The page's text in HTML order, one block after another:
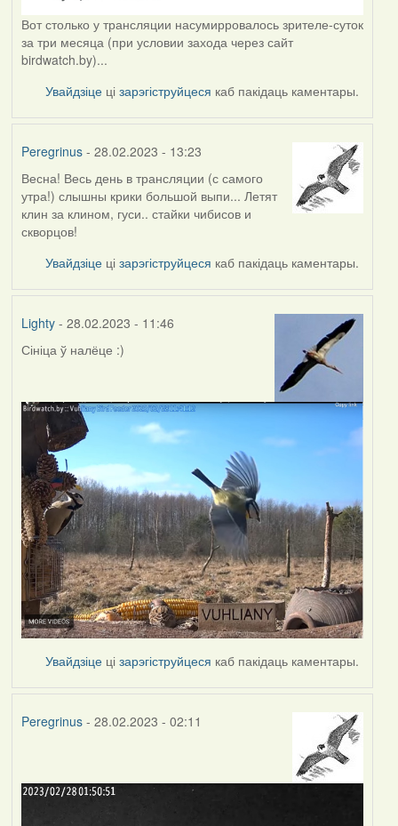
Вот столько у трансляции насумирровалось зрителе-суток
за три месяца (при условии захода через сайт
birdwatch.by)...
Увайдзіце цізарэгіструйцеся каб пакідаць каментары.
Peregrinus- 28.02.2023 - 13:23
Весна! Весь день в трансляции (с самого
утра!) слышны крики большой выпи... Летят
клин за клином, гуси.. стайки чибисов и
скворцов!
Увайдзіце цізарэгіструйцеся каб пакідаць каментары.
Lighty- 28.02.2023 - 11:46
Сініца ў налёце :)
Увайдзіце цізарэгіструйцеся каб пакідаць каментары.
Peregrinus- 28.02.2023 - 02:11